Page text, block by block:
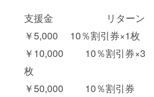
支援金 リターン
￥5,000 10％割引券×1枚
￥10,000 10％割引券×3
枚
￥50,000 10％割引券